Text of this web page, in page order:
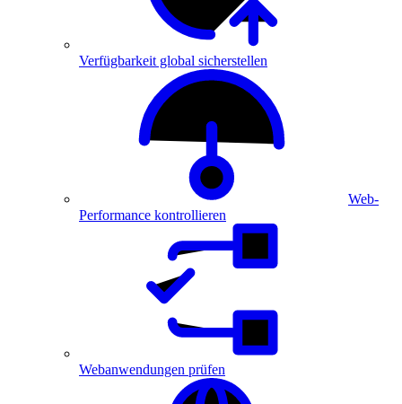
Verfügbarkeit global sicherstellen
Web-
Performance kontrollieren
Webanwendungen prüfen